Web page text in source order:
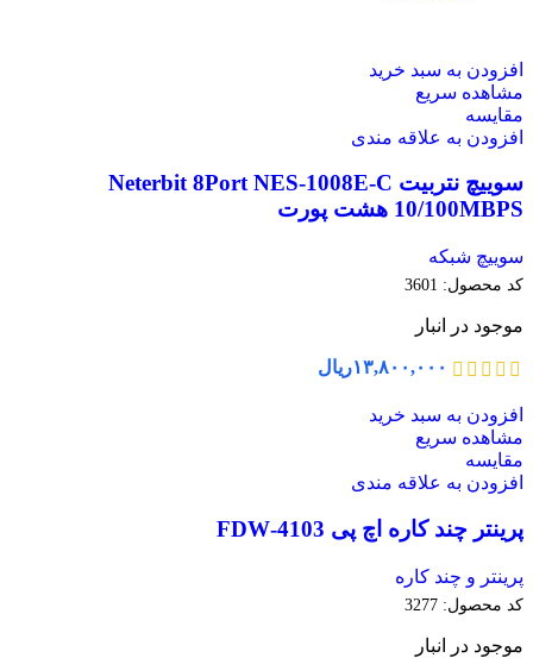
افزودن به سبد خرید
مشاهده سریع
مقایسه
افزودن به علاقه مندی
سوییچ نتربیت Neterbit 8Port NES-1008E-C
10/100MBPS هشت پورت
سوییچ شبکه
کد محصول: 3601
موجود در انبار
۱۳,۸۰۰,۰۰۰ریال
افزودن به سبد خرید
مشاهده سریع
مقایسه
افزودن به علاقه مندی
پرینتر چند کاره اچ پی 4103-FDW
پرینتر و چند کاره
کد محصول: 3277
موجود در انبار